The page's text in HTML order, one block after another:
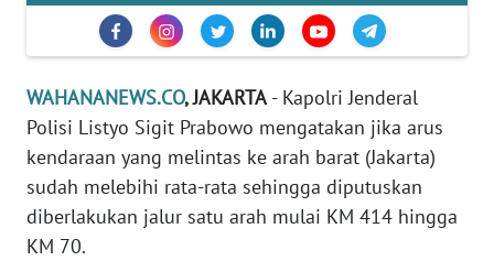
WAHANANEWS.CO, JAKARTA- Kapolri Jenderal
Polisi Listyo Sigit Prabowo mengatakan jika arus
kendaraan yang melintas ke arah barat (Jakarta)
sudah melebihi rata-rata sehingga diputuskan
diberlakukan jalur satu arah mulai KM 414 hingga
KM 70.
EDITORIAL
Informasi
BERITA